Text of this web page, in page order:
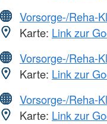
Vorsorge-/Reha-
Karte: Link zur
Vorsorge-/Reha-
Karte: Link zur
Vorsorge-/Reha-
Karte: Link zur